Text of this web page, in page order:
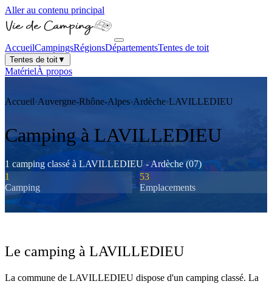
Aller au contenu principal
AccueilCampingsRégionsDépartementsTentes de toit
Tentes de toit▼
MatérielÀ propos
Accueil›Auvergne-Rhône-Alpes›Ardèche›LAVILLEDIEU
Camping àLAVILLEDIEU
1 camping classé à LAVILLEDIEU-Ardèche (07)
1
Camping
53
Emplacements
Le camping à LAVILLEDIEU
La commune de LAVILLEDIEU dispose d'un camping classé. La